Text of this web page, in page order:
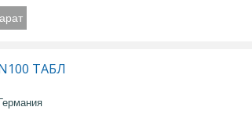
ТАБЛ